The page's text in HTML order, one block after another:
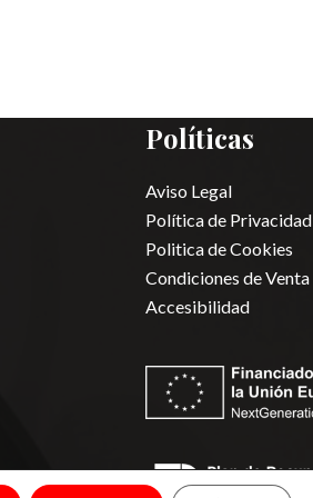
Políticas
Aviso Legal
Política de Privacidad
Politica de Cookies
Condiciones de Venta
Accesibilidad